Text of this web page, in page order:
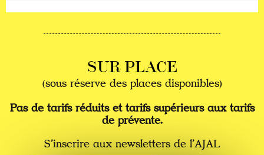
SUR PLACE
(sous réserve des places disponibles)
Pas de tarifs réduits et tarifs supérieurs aux tarifs
de prévente.
S’inscrire aux newsletters de l’AJAL